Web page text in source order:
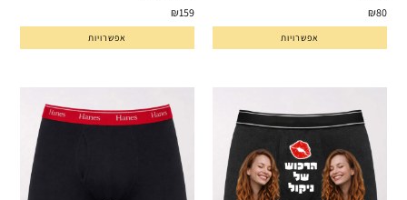
₪80
אפשרויות
₪159
אפשרויות